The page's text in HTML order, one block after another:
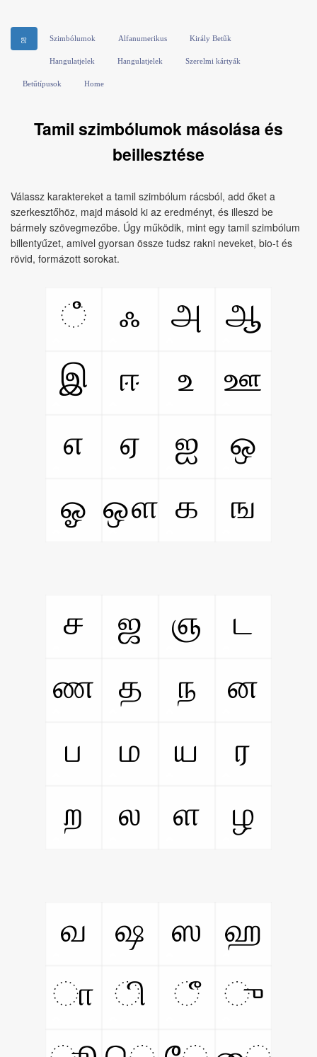
ஜ Szimbólumok Alfanumerikus Király Betűk
Hangulatjelek Hangulatjelek Szerelmi kártyák
Betűtípusok Home
Tamil szimbólumok másolása és
beillesztése
Válassz karaktereket a tamil szimbólum rácsból, add őket a
szerkesztőhöz, majd másold ki az eredményt, és illeszd be
bármely szövegmezőbe. Úgy működik, mint egy tamil szimbólum
billentyűzet, amivel gyorsan össze tudsz rakni neveket, bio‑t és
rövid, formázott sorokat.
ஂ ஃ அ
ஆ
இ
ஈ உ
ஊ
எ
ஏ ஐ
ஒ
ஓ ஔ க ங
ச ஜ ஞ
ட
ண
த ந
ன
ப
ம ய
ர
ற
ல ள ழ
வ ஷ ஸ
ஹ
ா ி ீ
ு